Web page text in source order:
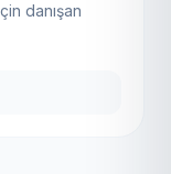
danışan